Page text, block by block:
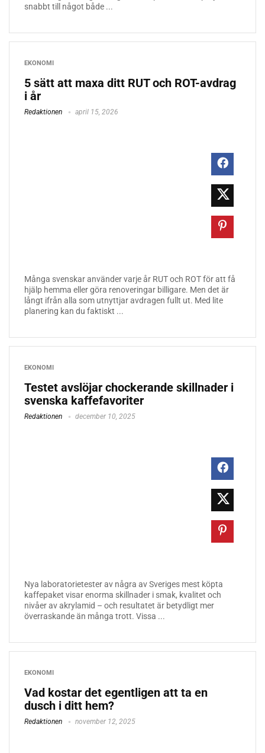
snabbt till något både ...
EKONOMI
5 sätt att maxa ditt RUT och ROT-avdrag
i år
Redaktionen april 15, 2026
Många svenskar använder varje år RUT och ROT för att få
hjälp hemma eller göra renoveringar billigare. Men det är
långt ifrån alla som utnyttjar avdragen fullt ut. Med lite
planering kan du faktiskt ...
EKONOMI
Testet avslöjar chockerande skillnader i
svenska kaffefavoriter
Redaktionen december 10, 2025
Nya laboratorietester av några av Sveriges mest köpta
kaffepaket visar enorma skillnader i smak, kvalitet och
nivåer av akrylamid – och resultatet är betydligt mer
överraskande än många trott. Vissa ...
EKONOMI
Vad kostar det egentligen att ta en
dusch i ditt hem?
Redaktionen november 12, 2025